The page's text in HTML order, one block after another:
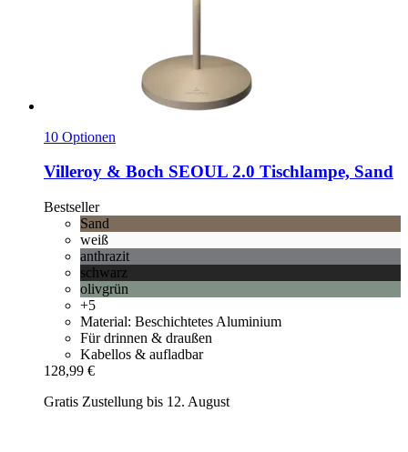
10 Optionen
Villeroy & Boch SEOUL 2.0 Tischlampe, Sand
Bestseller
Sand
weiß
anthrazit
schwarz
olivgrün
+5
Material: Beschichtetes Aluminium
Für drinnen & draußen
Kabellos & aufladbar
128,99 €
Gratis Zustellung bis 12. August